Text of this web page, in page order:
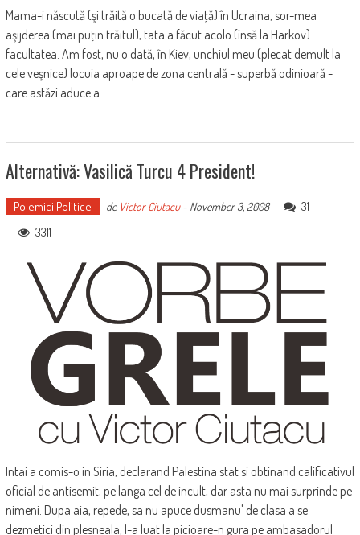
Mama-i născută (şi trăită o bucată de viaţă) în Ucraina, sor-mea
aşijderea (mai puţin trăitul), tata a făcut acolo (însă la Harkov)
facultatea. Am fost, nu o dată, în Kiev, unchiul meu (plecat demult la
cele veşnice) locuia aproape de zona centrală - superbă odinioară -
care astăzi aduce a
Alternativă: Vasilică Turcu 4 President!
Polemici Politice de Victor Ciutacu- November 3, 2008
31
3311
Intai a comis-o in Siria, declarand Palestina stat si obtinand calificativul
oficial de antisemit; pe langa cel de incult, dar asta nu mai surprinde pe
nimeni. Dupa aia, repede, sa nu apuce dusmanu' de clasa a se
dezmetici din plesneala, l-a luat la picioare-n gura pe ambasadorul